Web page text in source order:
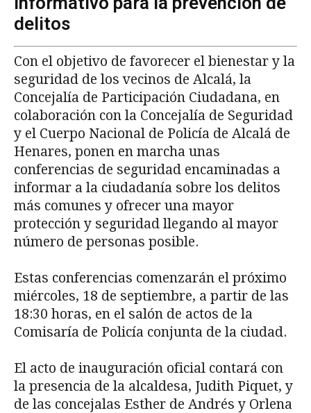
delitos
Con el objetivo de favorecer el bienestar y la
seguridad de los vecinos de Alcalá, la
Concejalía de Participación Ciudadana, en
colaboración con la Concejalía de Seguridad
y el Cuerpo Nacional de Policía de Alcalá de
Henares, ponen en marcha unas
conferencias de seguridad encaminadas a
informar a la ciudadanía sobre los delitos
más comunes y ofrecer una mayor
protección y seguridad llegando al mayor
número de personas posible.
Estas conferencias comenzarán el próximo
miércoles, 18 de septiembre, a partir de las
18:30 horas, en el salón de actos de la
Comisaría de Policía conjunta de la ciudad.
El acto de inauguración oficial contará con
la presencia de la alcaldesa, Judith Piquet, y
de las concejalas Esther de Andrés y Orlena